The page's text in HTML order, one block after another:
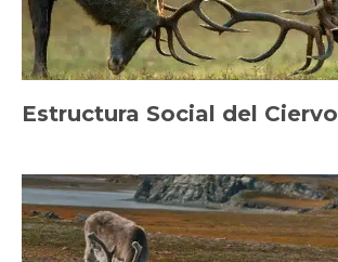
Estructura Social del Ciervo